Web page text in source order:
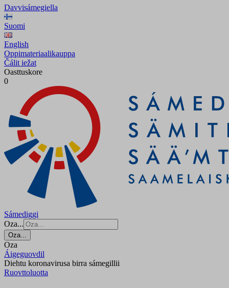
Davvisámegiella
Suomi
English
Oppimateriaalikauppa
Čálit iežat
Oasttuskore
0
Sámediggi
Oza...
Oza...
Oza
Áigeguovdil
Diehtu koronavirusa birra sámegillii
Ruovttoluotta